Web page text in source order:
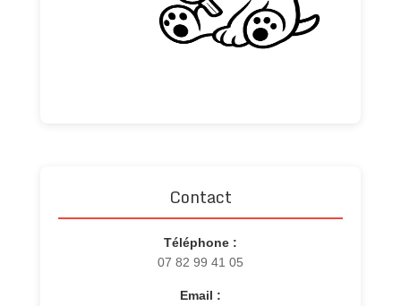
Contact
Téléphone :
07 82 99 41 05
Email :